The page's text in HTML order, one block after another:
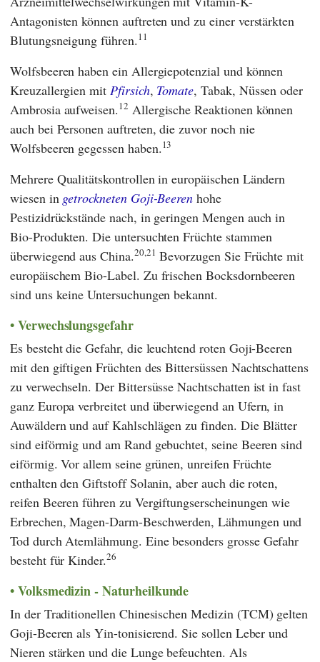
Antagonisten können auftreten und zu einer verstärkten
Blutungsneigung führen.11
Wolfsbeeren haben ein Allergiepotenzial und können
Kreuzallergien mit Pfirsich, Tomate, Tabak, Nüssen oder
Ambrosia aufweisen.12 Allergische Reaktionen können
auch bei Personen auftreten, die zuvor noch nie
Wolfsbeeren gegessen haben.13
Mehrere Qualitätskontrollen in europäischen Ländern
wiesen in getrockneten Goji-Beeren hohe
Pestizidrückstände nach, in geringen Mengen auch in
Bio-Produkten. Die untersuchten Früchte stammen
überwiegend aus China.20,21 Bevorzugen Sie Früchte mit
europäischem Bio-Label. Zu frischen Bocksdornbeeren
sind uns keine Untersuchungen bekannt.
Verwechslungsgefahr
Es besteht die Gefahr, die leuchtend roten Goji-Beeren
mit den giftigen Früchten des Bittersüssen Nachtschattens
zu verwechseln. Der Bittersüsse Nachtschatten ist in fast
ganz Europa verbreitet und überwiegend an Ufern, in
Auwäldern und auf Kahlschlägen zu finden. Die Blätter
sind eiförmig und am Rand gebuchtet, seine Beeren sind
eiförmig. Vor allem seine grünen, unreifen Früchte
enthalten den Giftstoff Solanin, aber auch die roten,
reifen Beeren führen zu Vergiftungserscheinungen wie
Erbrechen, Magen-Darm-Beschwerden, Lähmungen und
Tod durch Atemlähmung. Eine besonders grosse Gefahr
besteht für Kinder.26
Volksmedizin - Naturheilkunde
In der Traditionellen Chinesischen Medizin(TCM) gelten
Goji-Beeren als Yin-tonisierend. Sie sollen Leber und
Nieren stärken und die Lunge befeuchten. Als